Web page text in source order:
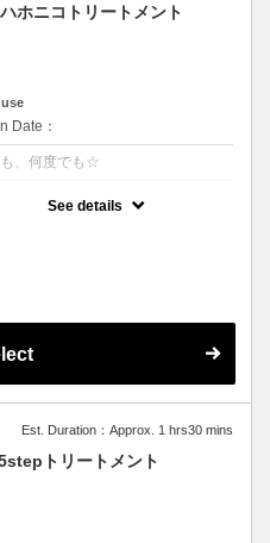
ホニコトリートメント
Date：
、何度でも☆
See details
Est. Duration：Approx. 1 hrs30 mins
トリートメント